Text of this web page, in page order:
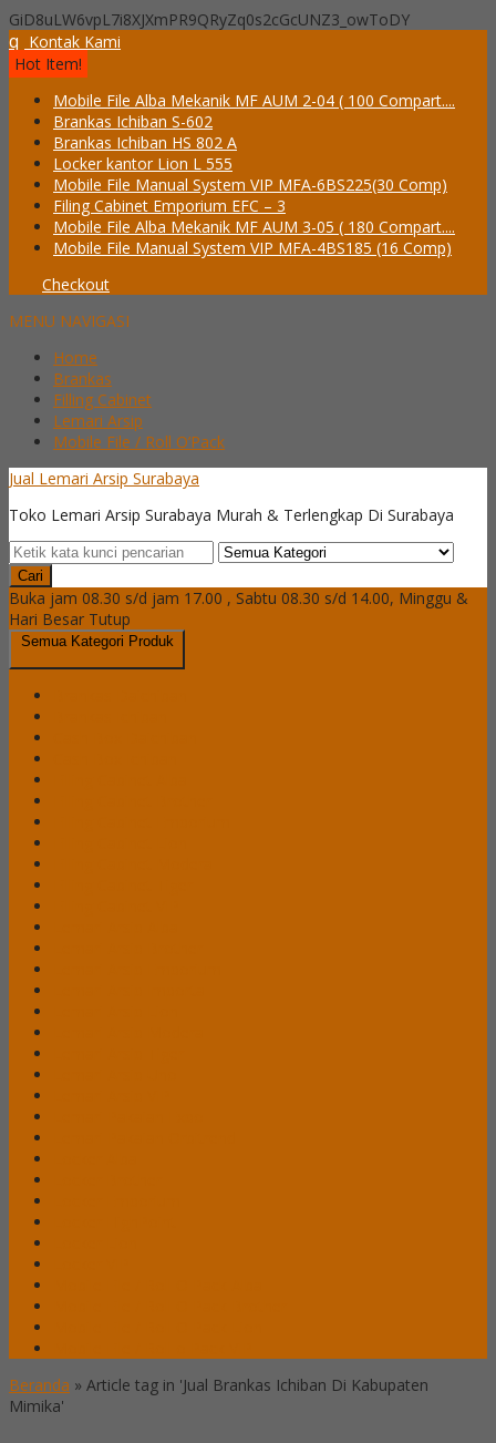
GiD8uLW6vpL7i8XJXmPR9QRyZq0s2cGcUNZ3_owToDY
q Kontak Kami
Hot Item!
Mobile File Alba Mekanik MF AUM 2-04 ( 100 Compart....
Brankas Ichiban S-602
Brankas Ichiban HS 802 A
Locker kantor Lion L 555
Mobile File Manual System VIP MFA-6BS225(30 Comp)
Filing Cabinet Emporium EFC – 3
Mobile File Alba Mekanik MF AUM 3-05 ( 180 Compart....
Mobile File Manual System VIP MFA-4BS185 (16 Comp)
Checkout
MENU NAVIGASI
Home
Brankas
Filling Cabinet
Lemari Arsip
Mobile File / Roll O’Pack
Jual Lemari Arsip Surabaya
Toko Lemari Arsip Surabaya Murah & Terlengkap Di Surabaya
Cari
Buka jam 08.30 s/d jam 17.00 , Sabtu 08.30 s/d 14.00, Minggu &
Hari Besar Tutup
Semua Kategori Produk
Beranda » Article tag in 'Jual Brankas Ichiban Di Kabupaten
Mimika'